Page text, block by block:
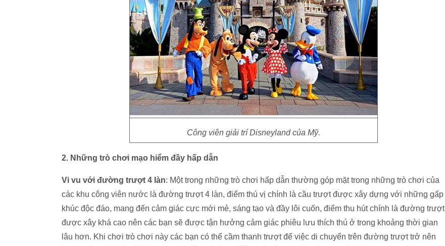
Công viên giải trí Disneyland của Mỹ.
2. Những trò chơi mạo hiểm đầy hấp dẫn
Vi vu với đường trượt 4 làn: Một trong những trò chơi hấp dẫn thường góp mặt trong những trò chơi của
các khu công viên nước là đường trượt 4 làn, điểm thú vị chính là cầu trượt được xây dựng với những gấp
khúc độc đáo, mang đến cảm giác cực mới mẻ, sáng tạo và đầy lôi cuốn, điểm thu hút chính là đường trượt
được xây khá cao nên các bạn sẽ được tận hưởng cảm giác phiêu lưu thích thú ở trong khoảng thời gian
lâu hơn. Khi chơi trò chơi này các bạn có thể cầm thanh trượt để việc di chuyển trên đường trượt trở nên